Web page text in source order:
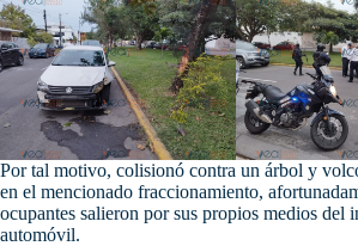
Por tal motivo, colisionó contra un árbol y
en el mencionado fraccionamiento,
ocupantes salieron por sus propios medios del
automóvil.